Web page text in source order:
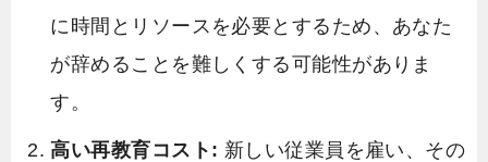
に時間とリソースを必要とするため、あなた
が辞めることを難しくする可能性がありま
す。
高い再教育コスト: 新しい従業員を雇い、その